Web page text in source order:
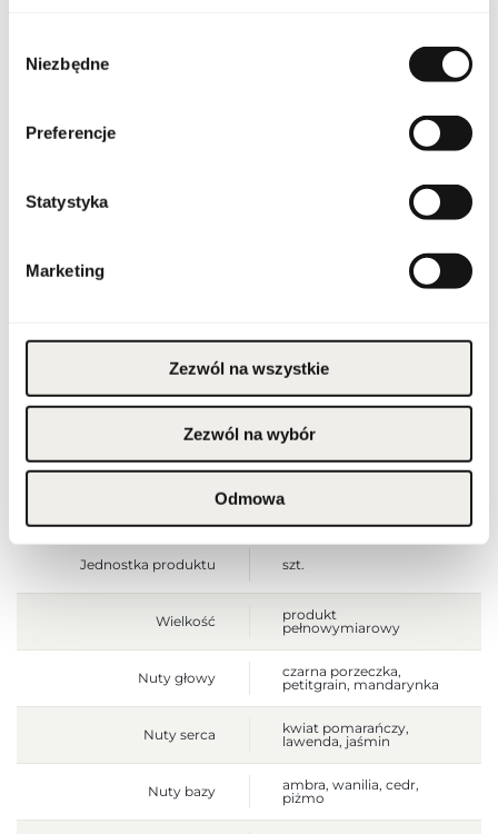
zgody
Niezbędne
Preferencje
Statystyka
Marketing
Zezwól na wszystkie
Zezwól na wybór
Odmowa
Produkt łatwopalny.
Przechowywać poza
chłodnym miejscu. Nie
Wyłącznie do użytku
[mm]
125
[mm]
125
Głębokość opakowania
[mm]
433
Jednostka produktu szt.
Wielkość
produkt
pełnowymiarowy
Nuty głowy
czarna porzeczka,
petitgrain, mandarynka
Nuty serca
kwiat pomarańczy,
lawenda, jaśmin
Nuty bazy
ambra, wanilia, cedr,
piżmo